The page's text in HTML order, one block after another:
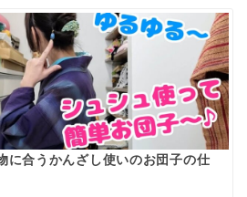
に合うかんざし使いのお団子の仕